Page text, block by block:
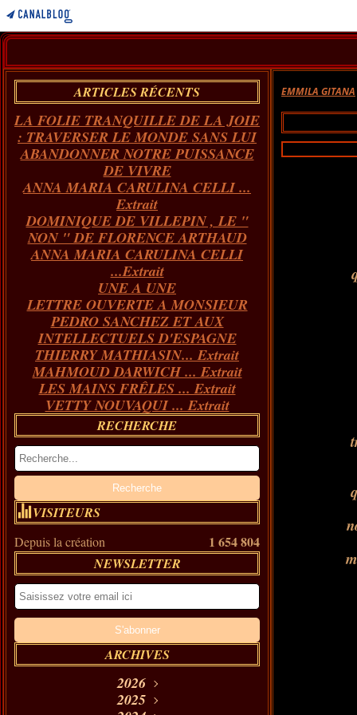
ARTICLES RÉCENTS
LA FOLIE TRANQUILLE DE LA JOIE
: TRAVERSER LE MONDE SANS LUI
ABANDONNER NOTRE PUISSANCE
DE VIVRE
ANNA MARIA CARULINA CELLI ...
Extrait
DOMINIQUE DE VILLEPIN , LE "
NON " DE FLORENCE ARTHAUD
ANNA MARIA CARULINA CELLI
...Extrait
UNE A UNE
LETTRE OUVERTE A MONSIEUR
PEDRO SANCHEZ ET AUX
INTELLECTUELS D'ESPAGNE
THIERRY MATHIASIN... Extrait
MAHMOUD DARWICH ... Extrait
LES MAINS FRÊLES ... Extrait
VETTY NOUVAQUI ... Extrait
RECHERCHE
VISITEURS
Depuis la création 1 654 804
NEWSLETTER
ARCHIVES
2026
Août(11)
2025
EMMILA GITANA